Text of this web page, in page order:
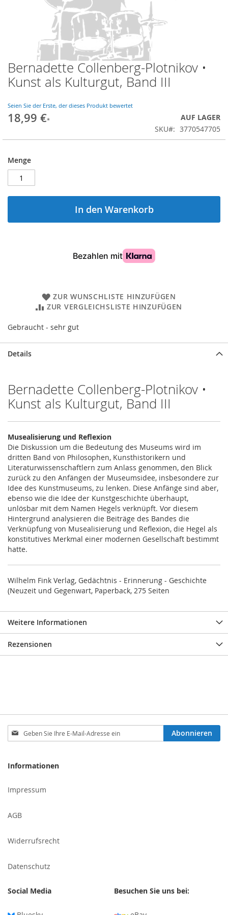
Zum
Anfang
der
springen
Bernadette Collenberg-Plotnikov •
Kunst als Kulturgut, Band III
Seien Sie der Erste, der dieses Produkt bewertet
18,99 €
AUF LAGER
SKU
3770547705
Menge
In den Warenkorb
ZUR WUNSCHLISTE HINZUFÜGEN
ZUR VERGLEICHSLISTE HINZUFÜGEN
Gebraucht - sehr gut
Details
Bernadette Collenberg-Plotnikov •
Kunst als Kulturgut, Band III
Musealisierung und Reflexion
Die Diskussion um die Bedeutung des Museums wird im
dritten Band von Philosophen, Kunsthistorikern und
Literaturwissenschaftlern zum Anlass genommen, den Blick
zurück zu den Anfängen der Museumsidee, insbesondere zur
Idee des Kunstmuseums, zu lenken. Diese Anfänge sind aber,
ebenso wie die Idee der Kunstgeschichte überhaupt,
unlösbar mit dem Namen Hegels verknüpft. Vor diesem
Hintergrund analysieren die Beiträge des Bandes die
Verknüpfung von Musealisierung und Reflexion, die Hegel als
konstitutives Merkmal einer modernen Gesellschaft bestimmt
hatte.
Wilhelm Fink Verlag, Gedächtnis - Erinnerung - Geschichte
(Neuzeit und Gegenwart, Paperback, 275 Seiten
Weitere Informationen
Rezensionen
Melden
Sie
unseren
an:
Abonnieren
Informationen
Impressum
AGB
Widerrufsrecht
Datenschutz
Social Media Besuchen Sie uns bei: